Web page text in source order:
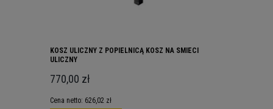
KOSZ ULICZNY Z POPIELNICĄ KOSZ NA SMIECI
ULICZNY
770,00 zł
Cena netto: 626,02 zł